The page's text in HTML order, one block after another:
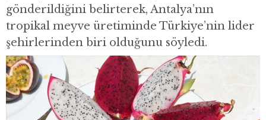
gönderildiğini belirterek, Antalya’nın
tropikal meyve üretiminde Türkiye’nin lider
şehirlerinden biri olduğunu söyledi.